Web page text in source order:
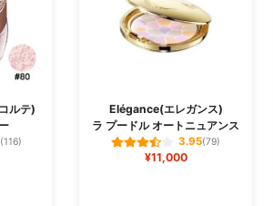
ルテ)
(116)
Elégance(エレガンス)
ラ プードル オートニュアンス
3.95(79)
¥11,000